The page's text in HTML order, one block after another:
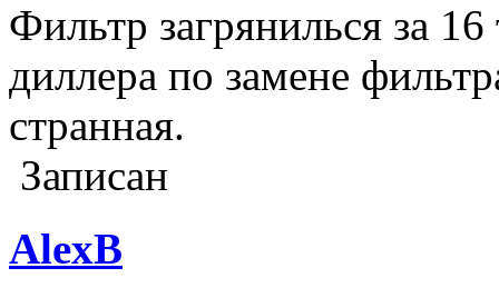
Фильтр загрянилься за
диллера по замене
странная.
Записан
AlexB